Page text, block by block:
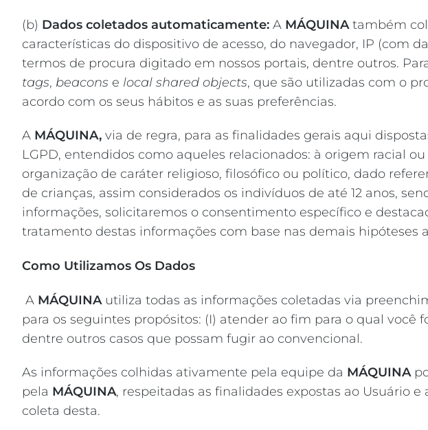
(b) Dados coletados automaticamente: A MÁQUINA também
características do dispositivo de acesso, do navegador, IP (com
termos de procura digitado em nossos portais, dentre outros.
tags, beacons e local shared objects, que são utilizadas com o
acordo com os seus hábitos e as suas preferências.
A MÁQUINA, via de regra, para as finalidades gerais aqui
LGPD, entendidos como aqueles relacionados: à origem racial
organização de caráter religioso, filosófico ou político, dado
de crianças, assim considerados os indivíduos de até 12 anos,
informações, solicitaremos o consentimento específico e
tratamento destas informações com base nas demais hipóteses
Como Utilizamos Os Dados
A MÁQUINA utiliza todas as informações coletadas via
para os seguintes propósitos: (I) atender ao fim para o qual
dentre outros casos que possam fugir ao convencional.
As informações colhidas ativamente pela equipe da MÁQUINA
pela MÁQUINA, respeitadas as finalidades expostas ao Usuário
coleta desta.